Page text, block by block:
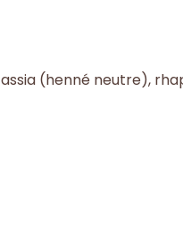
(henné neutre),